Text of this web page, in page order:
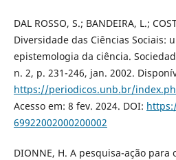
DAL ROSSO, S.; BANDEIRA, L.;
Diversidade das Ciências Sociais:
epistemologia da ciência.
n. 2, p. 231-246, jan. 2002.
https://periodicos.unb.br/
Acesso em: 8 fev. 2024. DOI:
69922002000200002
DIONNE, H. A pesquisa-ação